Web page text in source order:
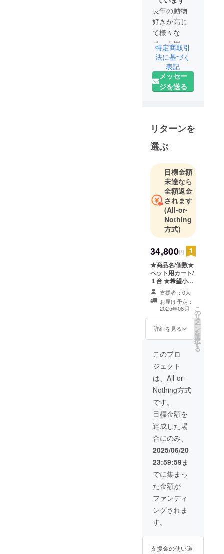
長年の動物
好きが高じ
て様々な
ペット用品
を製作して
おり、皆様
にもより良
いペット用
ます。
特定商取引
法に基づく
表記
メッセー
ジを送る
リターンを
選ぶ
目標金額
未達なら
全額返金
されます
(All-or-
Nothing
方式)
34,800円
★商品名/個数★
ペット用カート/
１台 ★希望小売
価格★￥34,800-
（消費税・送料
込み、沖縄・離
島への発送はで
きません） ★サ
イズ★横幅
96cm(ハンドル
取付け時) ★重量
★12.5kg ★素材
★ナイロン、ポ
リエステル、ス
チール ★耐荷重
★35kg ★注意事
項★ ・消費税、
送料込みのお値
段です。 ・申し
訳ありません
が、沖縄・離島
への発送はでき
説明書はありま
せんが、日本語
の組立図があり
ます。 ・商品品
質には万全を期
しております
が、初期不良の
場合、商品到着
後7日以内にご連
絡下さい。速や
かに対応させて
支援者：0人
お届け予定：
2025年08月
詳細を見る
こ
の
リ
タ
ー
ン
を
選
択
す
る
このプロ
ジェクト
は、All-or-
Nothing方式
です。
目標金額を
達成した場
合にのみ、
2025/06/20
23:59:59ま
でに集まっ
た金額が
ファンディ
ングされま
す。
支援金の使い道